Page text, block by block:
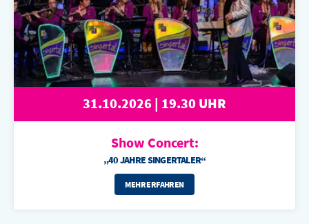
31.10.2026 | 19.30 UHR
Show Concert:
„40 JAHRE SINGERTALER“
MEHR ERFAHREN